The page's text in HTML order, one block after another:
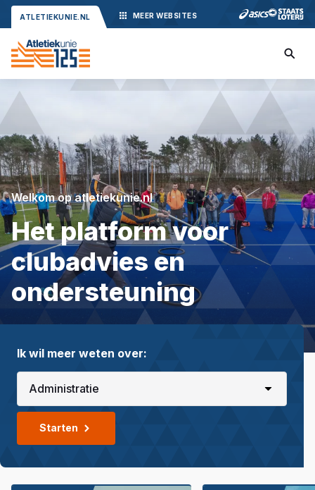
ATLETIEKUNIE.NL MEER WEBSITES
Welkom op atletiekunie.nl
Het platform voor
clubadvies en
ondersteuning
Ik wil meer weten over:
Starten